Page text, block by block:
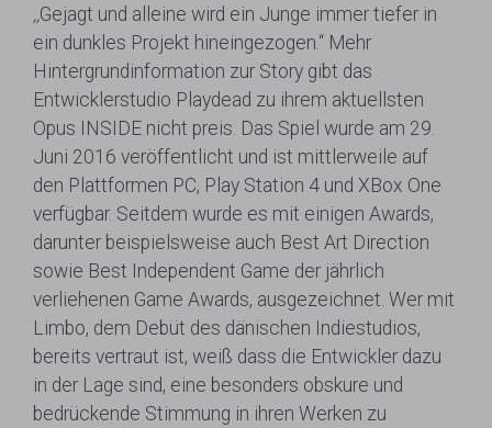
,,Gejagt und alleine wird ein Junge immer tiefer in
ein dunkles Projekt hineingezogen.“ Mehr
Hintergrundinformation zur Story gibt das
Entwicklerstudio Playdead zu ihrem aktuellsten
Opus INSIDE nicht preis. Das Spiel wurde am 29.
Juni 2016 veröffentlicht und ist mittlerweile auf
den Plattformen PC, Play Station 4 und XBox One
verfügbar. Seitdem wurde es mit einigen Awards,
darunter beispielsweise auch Best Art Direction
sowie Best Independent Game der jährlich
verliehenen Game Awards, ausgezeichnet. Wer mit
Limbo, dem Debüt des dänischen Indiestudios,
bereits vertraut ist, weiß dass die Entwickler dazu
in der Lage sind, eine besonders obskure und
bedrückende Stimmung in ihren Werken zu